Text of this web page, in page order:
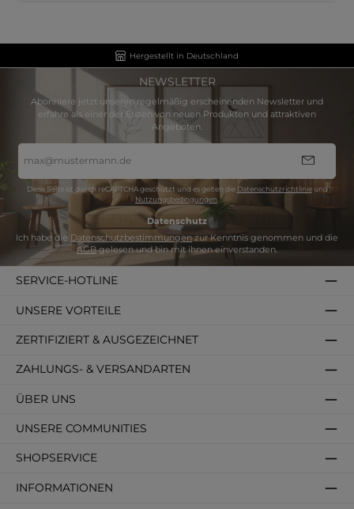
Hergestellt in Deutschland
NEWSLETTER
Abonniere jetzt unseren regelmäßig erscheinenden Newsletter und
erfahre als einer der Ersten von neuen Produkten und attraktiven
Angeboten.
Mail-
Adresse
Diese Seite ist durch reCAPTCHA geschützt und es gelten die Datenschutzrichtlinieund
Nutzungsbedingungen.
Datenschutz
Ich habe die Datenschutzbestimmungenzur Kenntnis genommen und die
AGBgelesen und bin mit ihnen einverstanden.
SERVICE-HOTLINE
SHOPSERVICE
INFORMATIONEN
ZAHLUNGS- & VERSANDARTEN
ÜBER UNS
ZERTIFIZIERT & AUSGEZEICHNET
UNSERE VORTEILE
UNSERE COMMUNITIES